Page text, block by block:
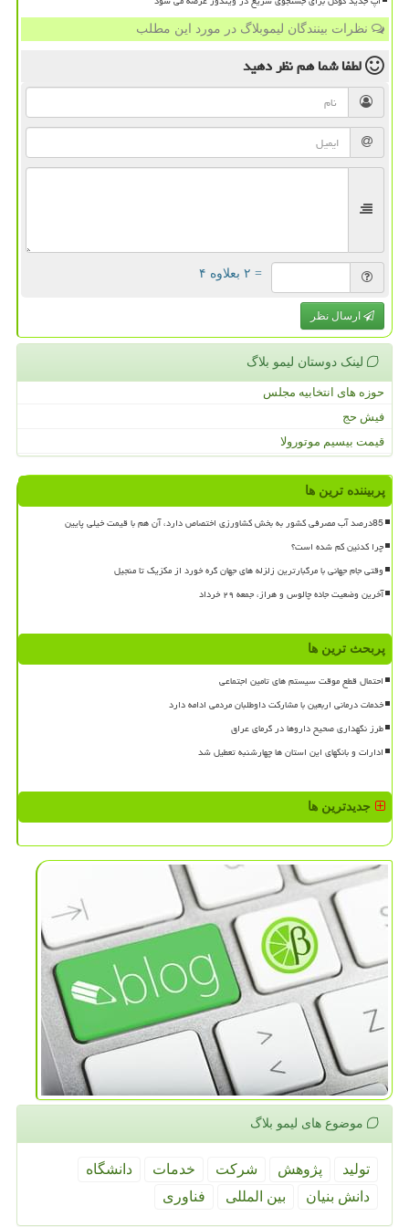
نظرات بینندگان لیموبلاگ در مورد این مطلب
لطفا شما همنظر دهید
= ۲ بعلاوه ۴
ارسال نظر
لینک دوستان لیمو بلاگ
حوزه های انتخابیه مجلس
فیش حج
قیمت بیسیم موتورولا
پربیننده ترین ها
85درصد آب مصرفی کشور به بخش کشاورزی اختصاص دارد، آن هم با قیمت خیلی پایین
چرا کدئین کم شده است؟
وقتی جام جهانی با مرگبارترین زلزله های جهان گره خورد از مکزیک تا منجیل
آخرین وضعیت جاده چالوس و هراز، جمعه ۲۹ خرداد
پربحث ترین ها
احتمال قطع موقت سیستم های تامین اجتماعی
خدمات درمانی اربعین با مشارکت داوطلبان مردمی ادامه دارد
طرز نگهداری صحیح داروها در گرمای عراق
ادارات و بانکهای این استان ها چهارشنبه تعطیل شد
جدیدترین ها
موضوع های لیمو بلاگ
تولید پژوهش شركت خدمات
دانشگاه
دانش بنیان
بین المللی فناوری